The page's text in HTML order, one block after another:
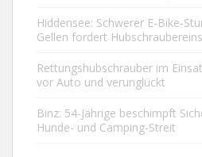
Hiddensee: Schwerer E-Bike-
Gellen fordert
Rettungshubschrauber im
vor Auto und verunglückt
Binz: 54-Jährige beschimpft
Hunde- und Camping-Streit